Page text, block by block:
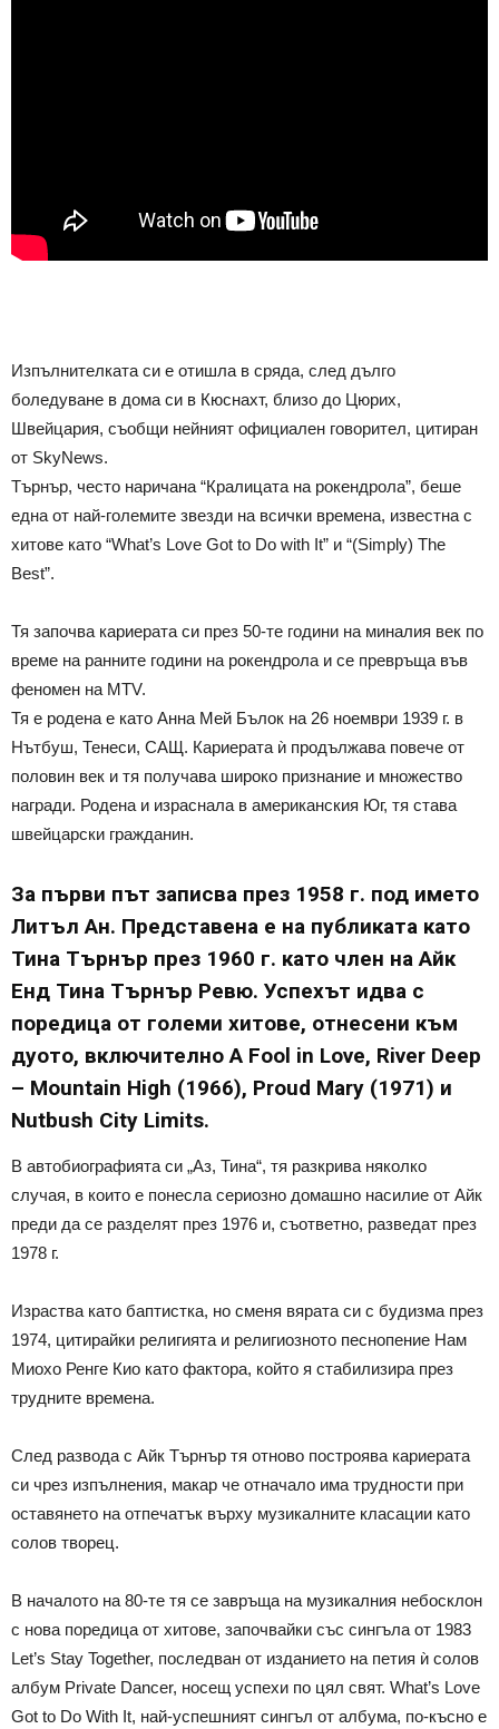
Изпълнителката си е отишла в сряда, след дълго
боледуване в дома си в Кюснахт, близо до Цюрих,
Швейцария, съобщи нейният официален говорител, цитиран
от SkyNews.
Търнър, често наричана “Кралицата на рокендрола”, беше
една от най-големите звезди на всички времена, известна с
хитове като “What’s Love Got to Do with It” и “(Simply) The
Best”.
Тя започва кариерата си през 50-те години на миналия век по
време на ранните години на рокендрола и се превръща във
феномен на MTV.
Тя е родена е като Анна Мей Бълок на 26 ноември 1939 г. в
Нътбуш, Тенеси, САЩ. Кариерата ѝ продължава повече от
половин век и тя получава широко признание и множество
награди. Родена и израснала в американския Юг, тя става
швейцарски гражданин.
За първи път записва през 1958 г. под името
Литъл Ан. Представена е на публиката като
Тина Търнър през 1960 г. като член на Айк
Енд Тина Търнър Ревю. Успехът идва с
поредица от големи хитове, отнесени към
дуото, включително A Fool in Love, River Deep
– Mountain High (1966), Proud Mary (1971) и
Nutbush City Limits.
В автобиографията си „Аз, Тина“, тя разкрива няколко
случая, в които е понесла сериозно домашно насилие от Айк
преди да се разделят през 1976 и, съответно, разведат през
1978 г.
Израства като баптистка, но сменя вярата си с будизма през
1974, цитирайки религията и религиозното песнопение Нам
Миохо Ренге Кио като фактора, който я стабилизира през
трудните времена.
След развода с Айк Търнър тя отново построява кариерата
си чрез изпълнения, макар че отначало има трудности при
оставянето на отпечатък върху музикалните класации като
солов творец.
В началото на 80-те тя се завръща на музикалния небосклон
с нова поредица от хитове, започвайки със сингъла от 1983
Let’s Stay Together, последван от изданието на петия ѝ солов
албум Private Dancer, носещ успехи по цял свят. What’s Love
Got to Do With It, най-успешният сингъл от албума, по-късно е